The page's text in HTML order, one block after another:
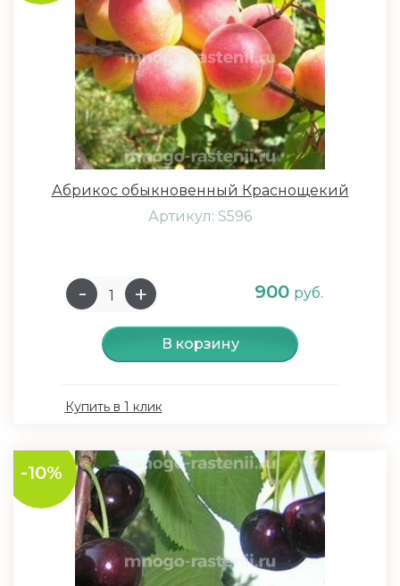
Абрикос обыкновенный Краснощекий
Артикул: S596
900 руб.
В корзину
Купить в 1 клик
-10%